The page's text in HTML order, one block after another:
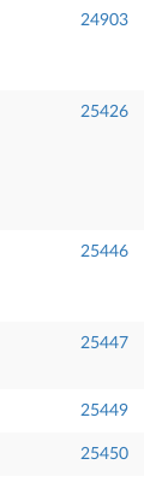
24903
25426
25446
25447
25449
25450